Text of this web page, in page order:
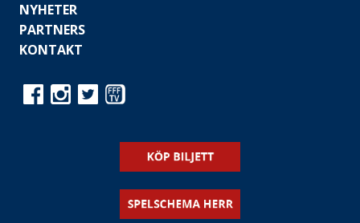
NYHETER
PARTNERS
KONTAKT